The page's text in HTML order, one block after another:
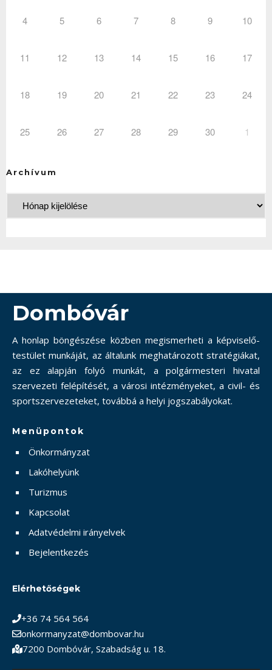
4 5 6 7 8 9 10
11 12 13 14 15 16 17
18 19 20 21 22 23 24
25 26 27 28 29 30 1
Archívum
Dombóvár
A honlap böngészése közben megismerheti a képviselő-
testület munkáját, az általunk meghatározott stratégiákat,
az ez alapján folyó munkát, a polgármesteri hivatal
szervezeti felépítését, a városi intézményeket, a civil- és
sportszervezeteket, továbbá a helyi jogszabályokat.
Menüpontok
Önkormányzat
Lakóhelyünk
Turizmus
Kapcsolat
Adatvédelmi irányelvek
Bejelentkezés
Elérhetőségek
+36 74 564 564
onkormanyzat@dombovar.hu
7200 Dombóvár, Szabadság u. 18.